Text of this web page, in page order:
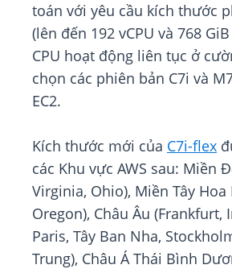
toán với yêu cầu kích thước
(lên đến 192 vCPU và 768
CPU hoạt động liên tục ở
chọn các phiên bản C7i và
EC2.
Kích thước mới của C7i-flex
các Khu vực AWS sau: Miền
Virginia, Ohio), Miền Tây Hoa
Oregon), Châu Âu (Frankfurt,
Paris, Tây Ban Nha,
Trung), Châu Á Thái Bình